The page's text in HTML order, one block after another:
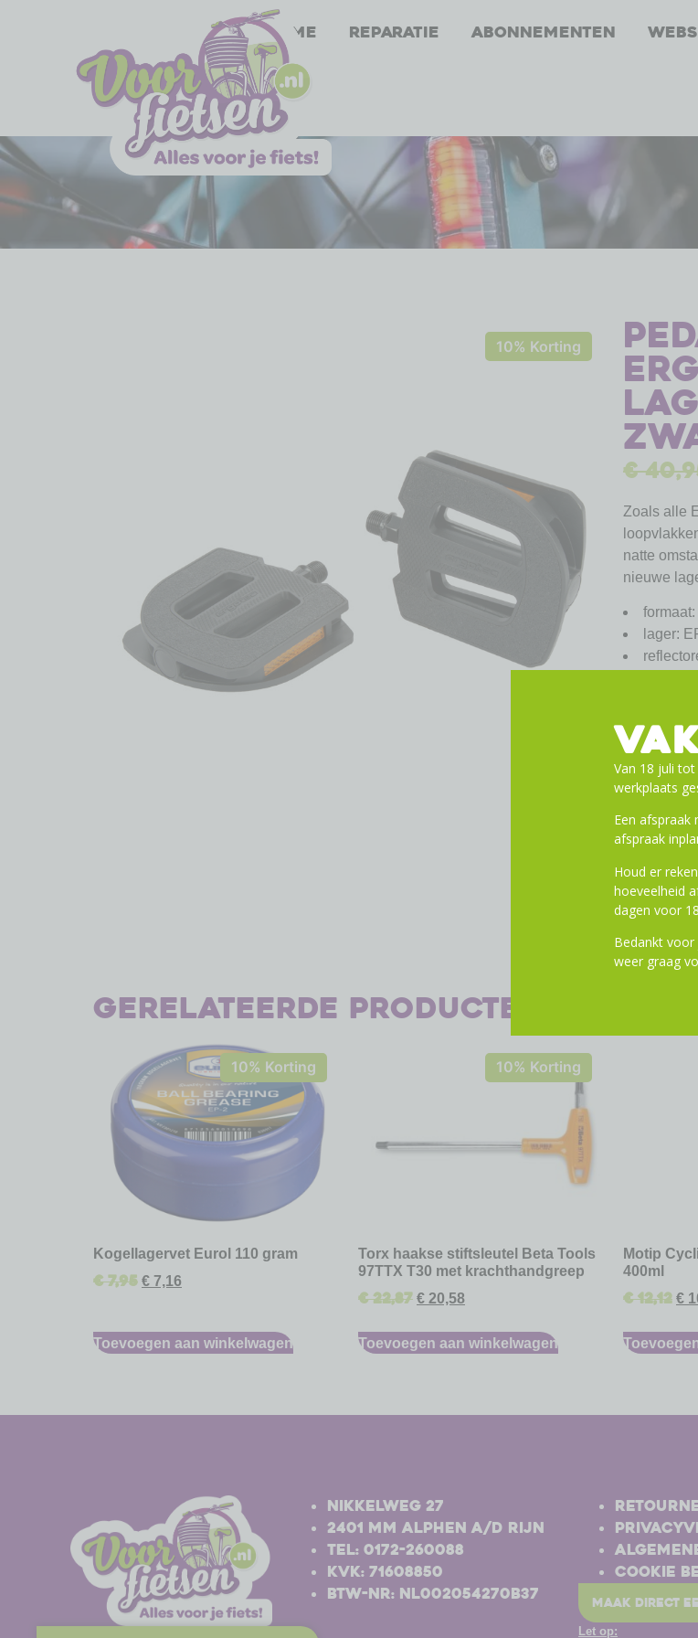
Home Reparatie Abonnementen
10% Korting
€
Zoals alle
natte
nieuwe
lager:
Gerelateerde producten
10% Korting
Kogellagervet Eurol 110 gram
€7,95 € 7,16
Toevoegen aan winkelwagen
10% Korting
Torx haakse stiftsleutel Beta Tools
97TTX T30 met krachthandgreep
€22,87 € 20,58
Toevoegen aan winkelwagen
Motip
400ml
€12,12 €
Nikkelweg 27
2401 MM Alphen a/d Rijn
Tel: 0172-260088
Kvk: 71608850
BTW-nr: NL002054270B37
Cookie
maak direct
Let op:
Van 18 juli
werkplaats
Een afspraak
afspraak
Houd er
hoeveelheid
dagen voor
Bedankt voor
weer graag